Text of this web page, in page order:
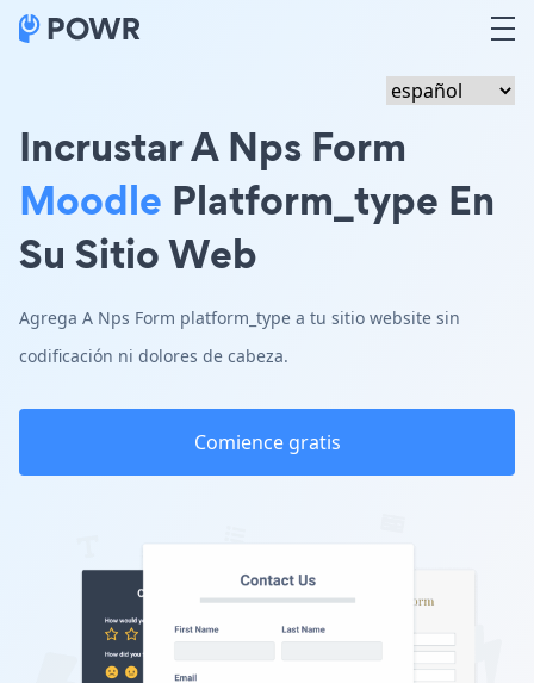
Incrustar A Nps Form
Moodle Platform_type En
Su Sitio Web
Agrega A Nps Form platform_type a tu sitio website sin
codificación ni dolores de cabeza.
Comience gratis